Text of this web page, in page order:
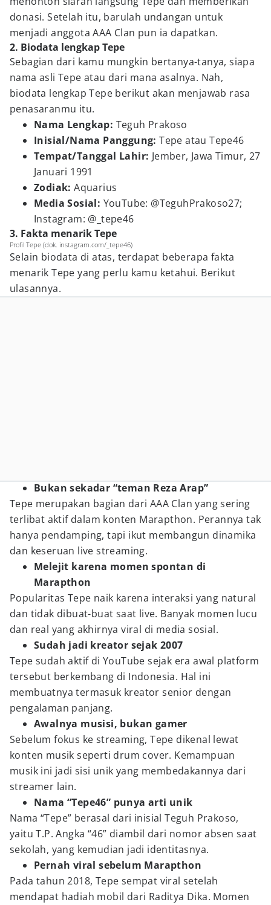
donasi. Setelah itu, barulah undangan untuk
menjadi anggota AAA Clan pun ia dapatkan.
2. Biodata lengkap Tepe
Sebagian dari kamu mungkin bertanya-tanya, siapa
nama asli Tepe atau dari mana asalnya. Nah,
biodata lengkap Tepe berikut akan menjawab rasa
penasaranmu itu.
Nama Lengkap: Teguh Prakoso
Inisial/Nama Panggung:Tepe atau Tepe46
Tempat/Tanggal Lahir: Jember, Jawa Timur, 27
Januari 1991
Zodiak:Aquarius
Media Sosial: YouTube: @TeguhPrakoso27;
Instagram: @_tepe46
3. Fakta menarik Tepe
Profil Tepe (dok. instagram.com/_tepe46)
Selain biodata di atas, terdapat beberapa fakta
menarik Tepe yang perlu kamu ketahui. Berikut
ulasannya.
Bukan sekadar “teman Reza Arap”
Tepe merupakan bagian dari AAA Clan yang sering
terlibat aktif dalam konten Marapthon. Perannya tak
hanya pendamping, tapi ikut membangun dinamika
dan keseruan live streaming.
Melejit karena momen spontan di
Marapthon
Popularitas Tepe naik karena interaksi yang natural
dan tidak dibuat-buat saat live. Banyak momen lucu
dan real yang akhirnya viral di media sosial.
Sudah jadi kreator sejak 2007
Tepe sudah aktif di YouTube sejak era awal platform
tersebut berkembang di Indonesia. Hal ini
membuatnya termasuk kreator senior dengan
pengalaman panjang.
Awalnya musisi, bukan gamer
Sebelum fokus ke streaming, Tepe dikenal lewat
konten musik seperti drum cover. Kemampuan
musik ini jadi sisi unik yang membedakannya dari
streamer lain.
Nama “Tepe46” punya arti unik
Nama “Tepe” berasal dari inisial Teguh Prakoso,
yaitu T.P. Angka “46” diambil dari nomor absen saat
sekolah, yang kemudian jadi identitasnya.
Pernah viral sebelum Marapthon
Pada tahun 2018, Tepe sempat viral setelah
mendapat hadiah mobil dari Raditya Dika. Momen